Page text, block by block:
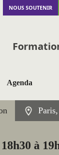
NOUS SOUTENIR
Agenda
à